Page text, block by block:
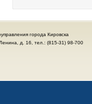
города Кировска
д. 16, тел.: (815-31) 98-700